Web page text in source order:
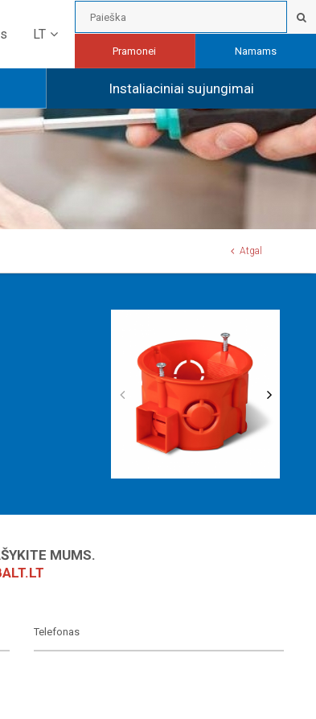
LT
Pramonei Namams
Instaliaciniai sujungimai
Atgal
MUMS.